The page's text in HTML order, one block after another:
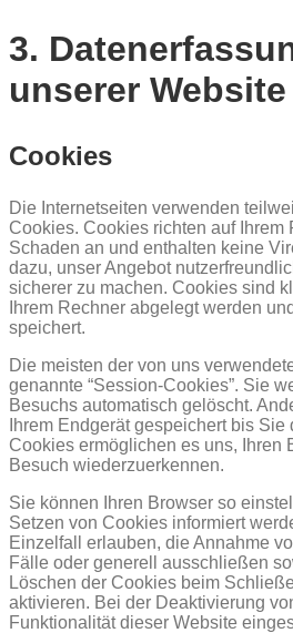
3.
unserer Website
Cookies
Die Internetseiten verwenden
Cookies. Cookies richten auf Ihrem
Schaden an und enthalten keine
dazu, unser Angebot
sicherer zu machen. Cookies sind
Ihrem Rechner abgelegt werden
speichert.
Die meisten der von uns
genannte “Session-Cookies”. Sie
Besuchs automatisch gelöscht.
Ihrem Endgerät gespeichert bis
Cookies ermöglichen es uns, Ihren
Besuch wiederzuerkennen.
Sie können Ihren Browser so
Setzen von Cookies informiert
Einzelfall erlauben, die Annahme
Fälle oder generell ausschließen
Löschen der Cookies beim
aktivieren. Bei der Deaktivierung
Funktionalität dieser Website